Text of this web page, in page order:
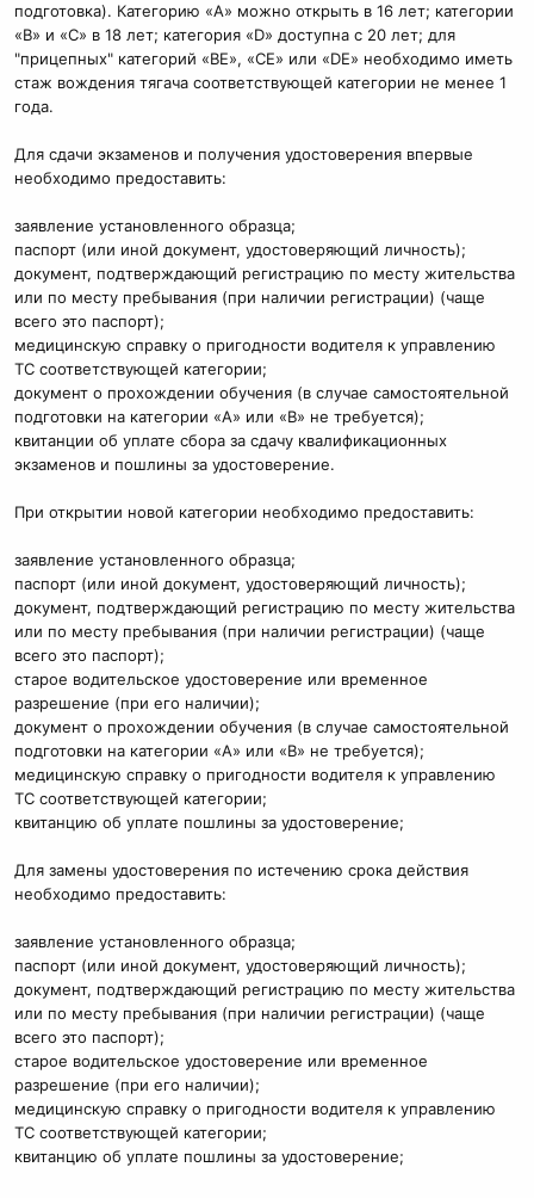
подготовка). Категорию «А» можно открыть в 16 лет; категории
«В» и «С» в 18 лет; категория «D» доступна с 20 лет; для
"прицепных" категорий «ВЕ», «СЕ» или «DЕ» необходимо иметь
стаж вождения тягача соответствующей категории не менее 1
года.
Для сдачи экзаменов и получения удостоверения впервые
необходимо предоставить:
заявление установленного образца;
паспорт (или иной документ, удостоверяющий личность);
документ, подтверждающий регистрацию по месту жительства
или по месту пребывания (при наличии регистрации) (чаще
всего это паспорт);
медицинскую справку о пригодности водителя к управлению
ТС соответствующей категории;
документ о прохождении обучения (в случае самостоятельной
подготовки на категории «А» или «В» не требуется);
квитанции об уплате сбора за сдачу квалификационных
экзаменов и пошлины за удостоверение.
При открытии новой категории необходимо предоставить:
заявление установленного образца;
паспорт (или иной документ, удостоверяющий личность);
документ, подтверждающий регистрацию по месту жительства
или по месту пребывания (при наличии регистрации) (чаще
всего это паспорт);
старое водительское удостоверение или временное
разрешение (при его наличии);
документ о прохождении обучения (в случае самостоятельной
подготовки на категории «А» или «В» не требуется);
медицинскую справку о пригодности водителя к управлению
ТС соответствующей категории;
квитанцию об уплате пошлины за удостоверение;
Для замены удостоверения по истечению срока действия
необходимо предоставить:
заявление установленного образца;
паспорт (или иной документ, удостоверяющий личность);
документ, подтверждающий регистрацию по месту жительства
или по месту пребывания (при наличии регистрации) (чаще
всего это паспорт);
старое водительское удостоверение или временное
разрешение (при его наличии);
медицинскую справку о пригодности водителя к управлению
ТС соответствующей категории;
квитанцию об уплате пошлины за удостоверение;